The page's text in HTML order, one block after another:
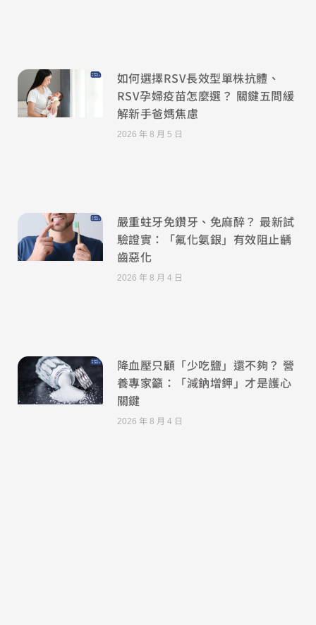
如何選擇RSV長效型單株抗體、
RSV孕婦疫苗怎麼選？ 關鍵五問緩
解新手爸媽焦慮
2026 年 8 月 5 日
嚴重蛀牙免鑽牙、免麻醉？ 最新試
驗證實：「氟化氨銀」有效阻止齲
齒惡化
2026 年 8 月 4 日
降血壓只顧「少吃鹽」還不夠？ 營
養專家籲：「減鈉增鉀」才是護心
關鍵
2026 年 8 月 4 日